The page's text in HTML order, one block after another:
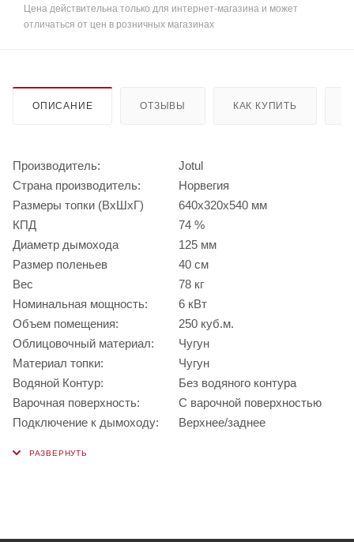
Цена действительна только для интернет-магазина и может
отличаться от цен в розничных магазинах
ОПИСАНИЕ ОТЗЫВЫ КАК КУПИТЬ
Производитель:
Jotul
Страна производитель:
Норвегия
Размеры топки (ВхШхГ)
640х320х540 мм
КПД
74 %
Диаметр дымохода
125 мм
Размер поленьев
40 см
Вес
78 кг
Номинальная мощность:
6 кВт
Объем помещения:
250 куб.м.
Облицовочный материал:
Чугун
Материал топки:
Чугун
Водяной Контур:
Без водяного контура
Варочная поверхность:
С варочной поверхностью
Подключение к дымоходу:
Верхнее/заднее